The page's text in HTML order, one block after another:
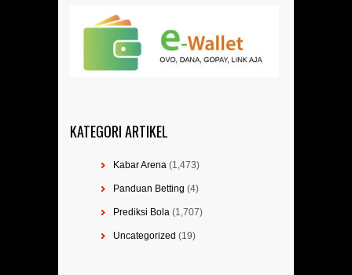
KATEGORI ARTIKEL
Kabar Arena (1,473)
Panduan Betting (4)
Prediksi Bola (1,707)
Uncategorized (19)